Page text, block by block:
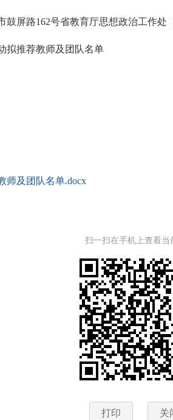
路162号省教育厅思想政治工作处（
推荐教师及团队名单
师及团队名单.docx
扫一扫在手机上查看当
打印 关